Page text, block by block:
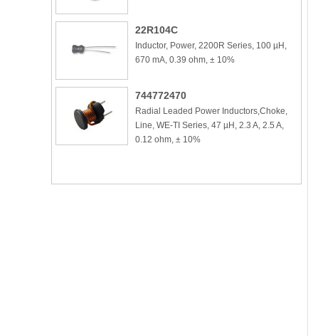
22R104C
Inductor, Power, 2200R Series, 100 µH,
670 mA, 0.39 ohm, ± 10%
744772470
Radial Leaded Power Inductors,Choke,
Line, WE-TI Series, 47 µH, 2.3 A, 2.5 A,
0.12 ohm, ± 10%